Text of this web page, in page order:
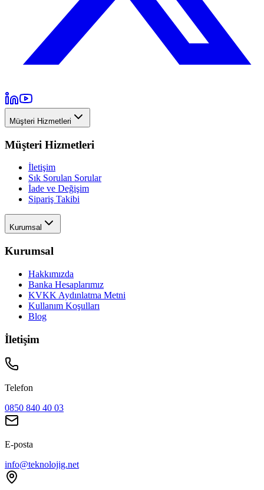
Müşteri Hizmetleri
Müşteri Hizmetleri
İletişim
Sık Sorulan Sorular
İade ve Değişim
Sipariş Takibi
Kurumsal
Kurumsal
Hakkımızda
Banka Hesaplarımız
KVKK Aydınlatma Metni
Kullanım Koşulları
Blog
İletişim
Telefon
0850 840 40 03
E-posta
info@teknolojig.net